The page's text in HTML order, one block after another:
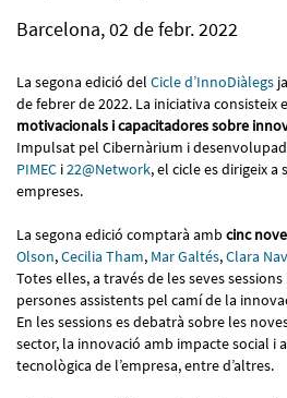
Barcelona, 02 de febr. 2022
La segona edició del Cicle d’InnoDiàlegs
de febrer de 2022. La iniciativa consisteix
motivacionals i capacitadores sobre
Impulsat pel Cibernàrium i
PIMEC i22@Network, el cicle es dirigeix
empreses.
La segona edició comptarà amb cinc
Olson,Cecilia Tham, Mar Galtés,Clara
Totes elles, a través de les seves
persones assistents pel camí de la
En les sessions es debatrà sobre les
sector, la innovació amb impacte social i
tecnològica de l’empresa, entre d’altres.